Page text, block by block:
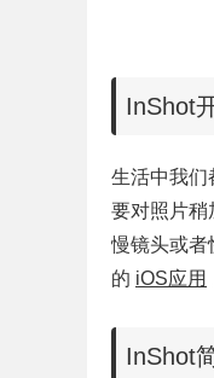
InShot
生活中我们
要对照片稍
慢镜头或者
的 iOS应用
InShot